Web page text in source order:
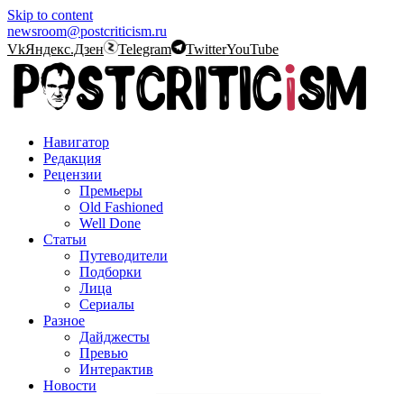
Skip to content
newsroom@postcriticism.ru
VkЯндекс.Дзен Telegram TwitterYouTube
Навигатор
Редакция
Рецензии
Премьеры
Old Fashioned
Well Done
Статьи
Путеводители
Подборки
Лица
Сериалы
Разное
Дайджесты
Превью
Интерактив
Новости